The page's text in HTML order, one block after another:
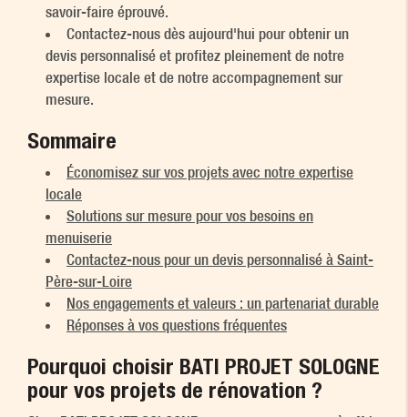
savoir-faire éprouvé.
Contactez-nous dès aujourd'hui pour obtenir un
devis personnalisé et profitez pleinement de notre
expertise locale et de notre accompagnement sur
mesure.
Sommaire
Économisez sur vos projets avec notre expertise
locale
Solutions sur mesure pour vos besoins en
menuiserie
Contactez-nous pour un devis personnalisé à Saint-
Père-sur-Loire
Nos engagements et valeurs : un partenariat durable
Réponses à vos questions fréquentes
Pourquoi choisir BATI PROJET SOLOGNE
pour vos projets de rénovation ?